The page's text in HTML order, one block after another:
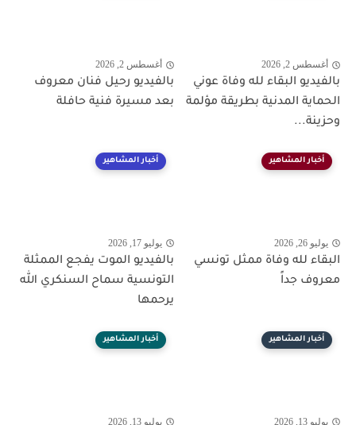
أغسطس 2, 2026
بالفيديو البقاء لله وفاة عوني
الحماية المدنية بطريقة مؤلمة
وحزينة...
أغسطس 2, 2026
بالفيديو رحيل فنان معروف
بعد مسيرة فنية حافلة
أخبار المشاهير
يوليو 26, 2026
البقاء لله وفاة ممثل تونسي
معروف جداً
أخبار المشاهير
يوليو 17, 2026
بالفيديو الموت يفجع الممثلة
التونسية سماح السنكري الله
يرحمها
أخبار المشاهير
يوليو 13, 2026
أخبار المشاهير
يوليو 13, 2026